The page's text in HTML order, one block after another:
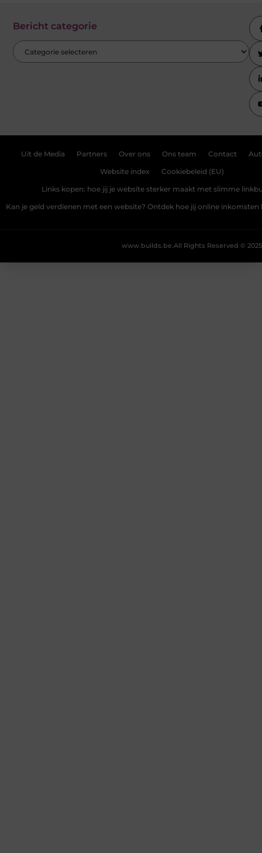
Bericht categorie
Uit de Media Partners Over ons Ons team Contact
Website index Cookiebeleid (EU)
Links kopen: hoe jij je website sterker maakt met slimme
Kan je geld verdienen met een website? Ontdek hoe jij online
All Rights Reserved © 2025
www.builds.be.